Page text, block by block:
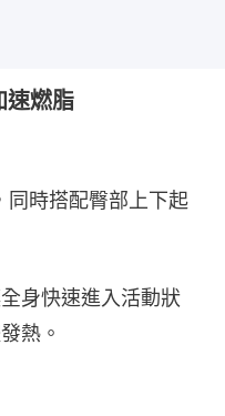
速燃脂
同時搭配臀部上下起
身快速進入活動狀
熱。